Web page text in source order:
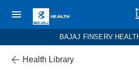
BAJAJ FINSERV
Health Library